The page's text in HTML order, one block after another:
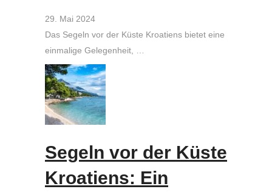
29. Mai 2024
Das Segeln vor der Küste Kroatiens bietet eine
einmalige Gelegenheit, …
Segeln vor der Küste
Kroatiens: Ein